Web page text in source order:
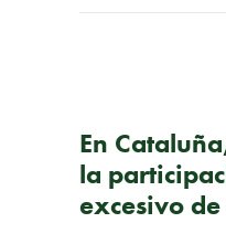
En
la
excesivo